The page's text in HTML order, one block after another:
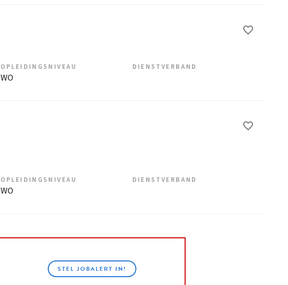
OPLEIDINGSNIVEAU
WO
DIENSTVERBAND
OPLEIDINGSNIVEAU
WO
DIENSTVERBAND
STEL JOBALERT IN!